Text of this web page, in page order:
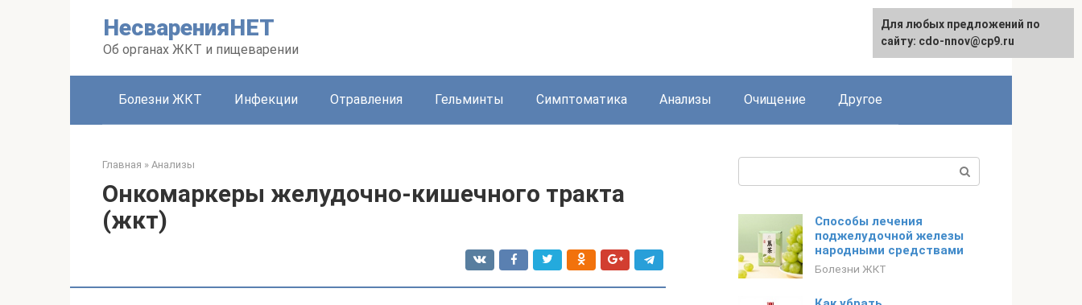
НесваренияНЕТ
Об органах ЖКТ и пищеварении
Болезни ЖКТ Инфекции Отравления Гельминты Симптоматика Анализы Очищение Другое
Главная » Анализы
Онкомаркеры желудочно-кишечного тракта
(жкт)
Способы лечения
поджелудочной железы
народными средствами
Болезни ЖКТ
Для любых предложений по
сайту: cdo-nnov@cp9.ru